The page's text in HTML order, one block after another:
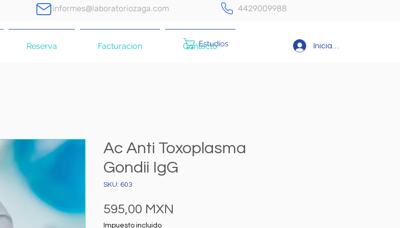
informes@laboratoriozaga.com 4429009988
Estudios Iniciar sesión
Reserva Facturacion Contacto
Ac Anti Toxoplasma
Gondii IgG
SKU: 603
595,00 MXN
Impuesto incluido